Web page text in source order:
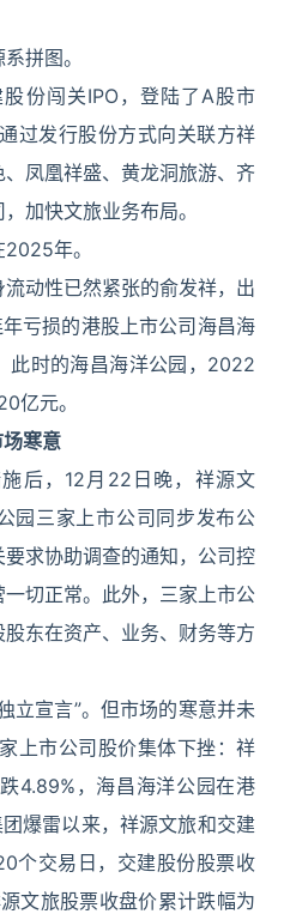
拼图。
份闯关IPO，登陆了A股市
过发行股份方式向关联方祥
凤凰祥盛、黄龙洞旅游、齐
加快文旅业务布局。
年。
动性已然紧张的俞发祥，出
亏损的港股上市公司海昌海
此时的海昌海洋公园，2022
亿元。
寒意
后，12月22日晚，祥源文
园三家上市公司同步发布公
求协助调查的通知，公司控
切正常。此外，三家上市公
东在资产、业务、财务等方
立宣言”。但市场的寒意并未
上市公司股价集体下挫：祥
4.89%，海昌海洋公园在港
爆雷以来，祥源文旅和交建
个交易日，交建股份股票收
文旅股票收盘价累计跌幅为